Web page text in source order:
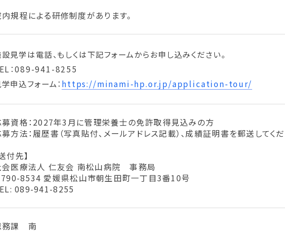
規程による研修制度があります。
見学は電話、もしくは下記フォームからお申し込みください。
：089-941-8255
申込フォーム： https://minami-hp.or.jp/application-tour/
資格：2027年3月に管理栄養士の免許取得見込みの方
方法：履歴書（写真貼付、メールアドレス記載）、成績証明書を郵送してく
付先】
会医療法人 仁友会 南松山病院 事務局
790-8534 愛媛県松山市朝生田町一丁目3番10号
089-941-8255
務課 南